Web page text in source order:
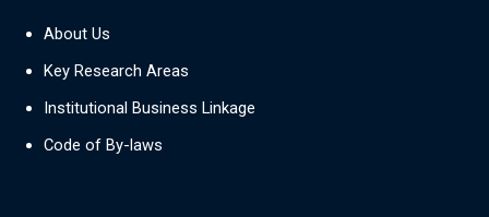
About Us
Key Research Areas
Institutional Business Linkage
Code of By-laws